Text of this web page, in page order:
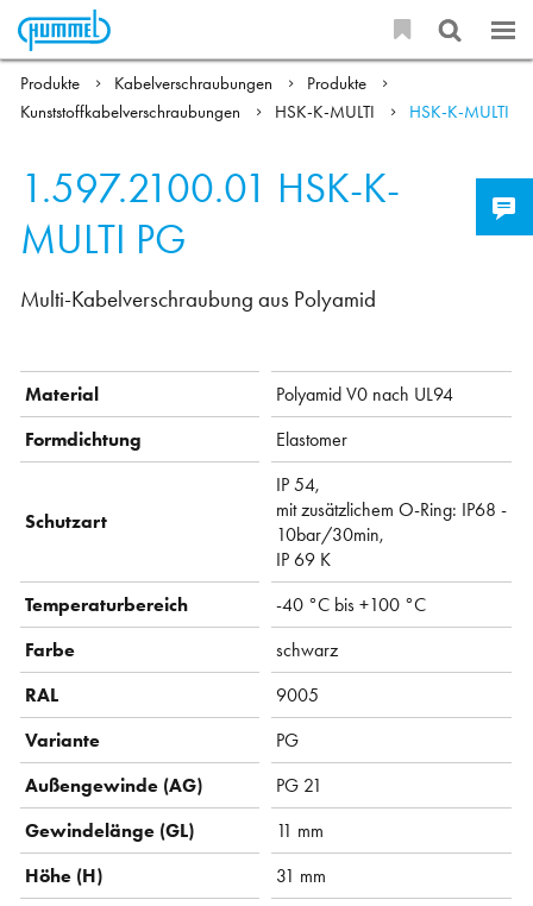
Produkte Kabelverschraubungen
Produkte
Kunststoffkabelverschraubungen
HSK-K-MULTI HSK-K-MULTI
1.597.2100.01 HSK-K-
MULTI PG
Multi-Kabelverschraubung aus Polyamid
Material
Polyamid V0 nach UL94
Formdichtung
Elastomer
Schutzart
IP 54,
mit zusätzlichem O-Ring: IP68 -
10bar/30min,
IP 69 K
Temperaturbereich
-40 °C bis +100 °C
Farbe
schwarz
RAL
9005
Variante
PG
Außengewinde (AG)
PG 21
Gewindelänge (GL)
11 mm
Höhe (H)
31 mm